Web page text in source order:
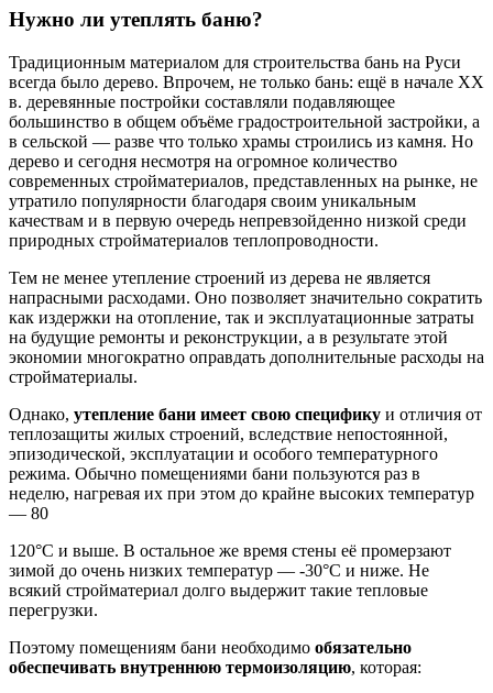
Нужно ли утеплять баню?
Традиционным материалом для строительства бань на Руси
всегда было дерево. Впрочем, не только бань: ещё в начале XX
в. деревянные постройки составляли подавляющее
большинство в общем объёме градостроительной застройки, а
в сельской — разве что только храмы строились из камня. Но
дерево и сегодня несмотря на огромное количество
современных стройматериалов, представленных на рынке, не
утратило популярности благодаря своим уникальным
качествам и в первую очередь непревзойденно низкой среди
природных стройматериалов теплопроводности.
Тем не менее утепление строений из дерева не является
напрасными расходами. Оно позволяет значительно сократить
как издержки на отопление, так и эксплуатационные затраты
на будущие ремонты и реконструкции, а в результате этой
экономии многократно оправдать дополнительные расходы на
стройматериалы.
Однако, утепление бани имеет свою специфику и отличия от
теплозащиты жилых строений, вследствие непостоянной,
эпизодической, эксплуатации и особого температурного
режима. Обычно помещениями бани пользуются раз в
неделю, нагревая их при этом до крайне высоких температур
— 80
120°C и выше. В остальное же время стены её промерзают
зимой до очень низких температур — -30°C и ниже. Не
всякий стройматериал долго выдержит такие тепловые
перегрузки.
Поэтому помещениям бани необходимо обязательно
обеспечивать внутреннюю термоизоляцию, которая: